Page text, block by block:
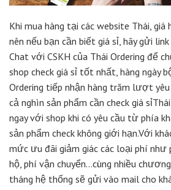
Khi mua hàng tại các website Thái,
nên nếu bạn cần biết giá sỉ, hãy gửi
Chat với CSKH của Thái Ordering để
shop check giá sỉ tốt nhất, hàng ngày
Ordering tiếp nhận hàng trăm lượt
cả nghìn sản phẩm cần check giá
ngay với shop khi có yêu cầu từ phía
sản phẩm check không giới hạn.Với
mức ưu đãi giảm giác các loại phí như
hộ, phí vận chuyển…cùng nhiều
tháng hệ thống sẽ gửi vào mail cho